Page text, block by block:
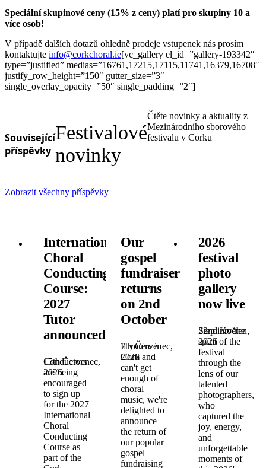
Speciální skupinové ceny (15% z ceny) platí pro skupiny 10 a
více osob!
V případě dalších dotazů ohledně prodeje vstupenek nás prosím
kontaktujte info@corkchoral.ie[vc_gallery el_id=”gallery-193342″
type=”justified” medias=”16761,17215,17115,11741,16379,16708″
justify_row_height=”150″ gutter_size=”3″
single_overlay_opacity=”50″ single_padding=”2″]
Související
příspěvky
Festivalové
novinky
Čtěte novinky a aktuality z
Mezinárodního sborového
festivalu v Corku
Zobrazit všechny příspěvky
International
Choral
Conducting
Course:
2027
Tutor
announced!
15th Červenec,
2026
Conductors
are being
encouraged
to sign up
for the 2027
International
Choral
Conducting
Course as
part of the
Our
gospel
fundraiser
returns
on 2nd
October
7th Červenec,
2026
If you're in
Cork and
can't get
enough of
choral
music, we're
delighted to
announce
the return of
our popular
gospel
fundraising
2026
festival
photo
gallery
now live
22nd Květen,
2026
Step into the
spirit of the
festival
through the
lens of our
talented
photographers,
who
captured the
joy, energy,
and
unforgettable
moments of